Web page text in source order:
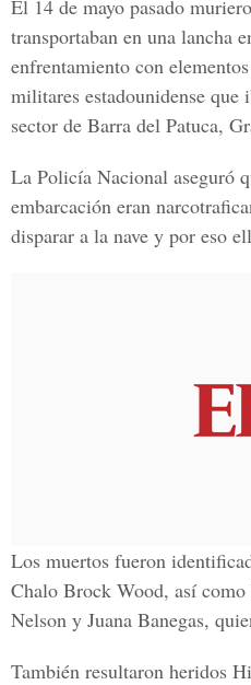
El 14 de mayo pasado
transportaban en una lancha
enfrentamiento con
militares estadounidense
sector de Barra del Patuca,
La Policía Nacional aseguró
embarcación eran
disparar a la nave y por eso
Los muertos fueron
Chalo Brock Wood, así
Nelson y Juana Banegas,
También resultaron heridos